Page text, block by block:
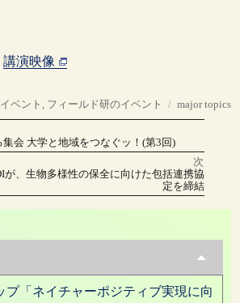
講演映像
カ
イベント , フィールド研のイベント
タ
グ
major topics
会 大学と地域をつなぐッ！(第3回)
次
が、生物多様性の保全に向けた包括連携協
定を締結
プ「ネイチャーポジティブ実現に向